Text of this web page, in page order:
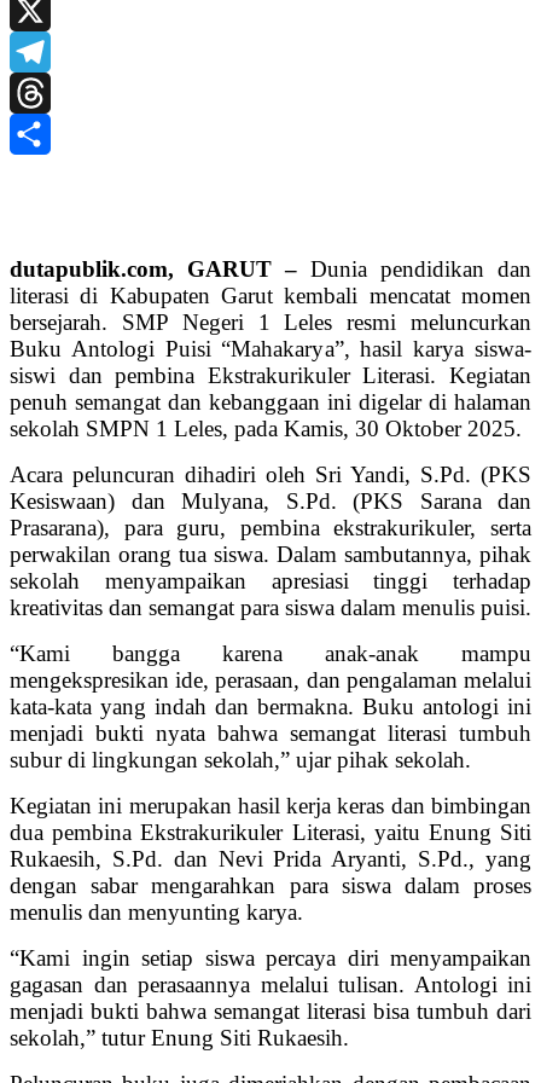
Print
X
Telegram
Threads
dutapublik.com, GARUT – Dunia pendidikan dan
literasi di Kabupaten Garut kembali mencatat momen
bersejarah. SMP Negeri 1 Leles resmi meluncurkan
Buku Antologi Puisi “Mahakarya”, hasil karya siswa-
siswi dan pembina Ekstrakurikuler Literasi. Kegiatan
penuh semangat dan kebanggaan ini digelar di halaman
sekolah SMPN 1 Leles, pada Kamis, 30 Oktober 2025.
Acara peluncuran dihadiri oleh Sri Yandi, S.Pd. (PKS
Kesiswaan) dan Mulyana, S.Pd. (PKS Sarana dan
Prasarana), para guru, pembina ekstrakurikuler, serta
perwakilan orang tua siswa. Dalam sambutannya, pihak
sekolah menyampaikan apresiasi tinggi terhadap
kreativitas dan semangat para siswa dalam menulis puisi.
“Kami bangga karena anak-anak mampu
mengekspresikan ide, perasaan, dan pengalaman melalui
kata-kata yang indah dan bermakna. Buku antologi ini
menjadi bukti nyata bahwa semangat literasi tumbuh
subur di lingkungan sekolah,” ujar pihak sekolah.
Kegiatan ini merupakan hasil kerja keras dan bimbingan
dua pembina Ekstrakurikuler Literasi, yaitu Enung Siti
Rukaesih, S.Pd. dan Nevi Prida Aryanti, S.Pd., yang
dengan sabar mengarahkan para siswa dalam proses
menulis dan menyunting karya.
“Kami ingin setiap siswa percaya diri menyampaikan
gagasan dan perasaannya melalui tulisan. Antologi ini
menjadi bukti bahwa semangat literasi bisa tumbuh dari
sekolah,” tutur Enung Siti Rukaesih.